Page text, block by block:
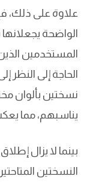
علاوة على ذلك،
الواضحة
المستخدمين
الحاجة إلى النظر
نسختين بألوان
يناسبهم، مما
بينما لا يزال
النسختين